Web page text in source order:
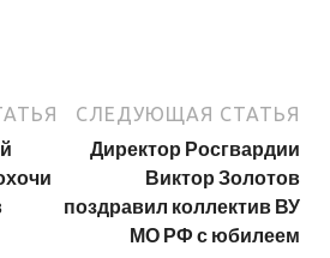
СЛЕДУЮЩАЯ СТАТЬЯ
Директор Росгвардии
Виктор Золотов
поздравил коллектив ВУ
МО РФ с юбилеем